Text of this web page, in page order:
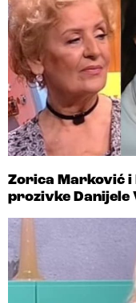
Zorica Marković i
prozivke Danijele